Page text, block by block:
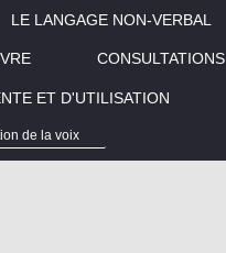
LE LANGAGE NON-VERBAL
CONSULTATIONS
ET D'UTILISATION
de la voix